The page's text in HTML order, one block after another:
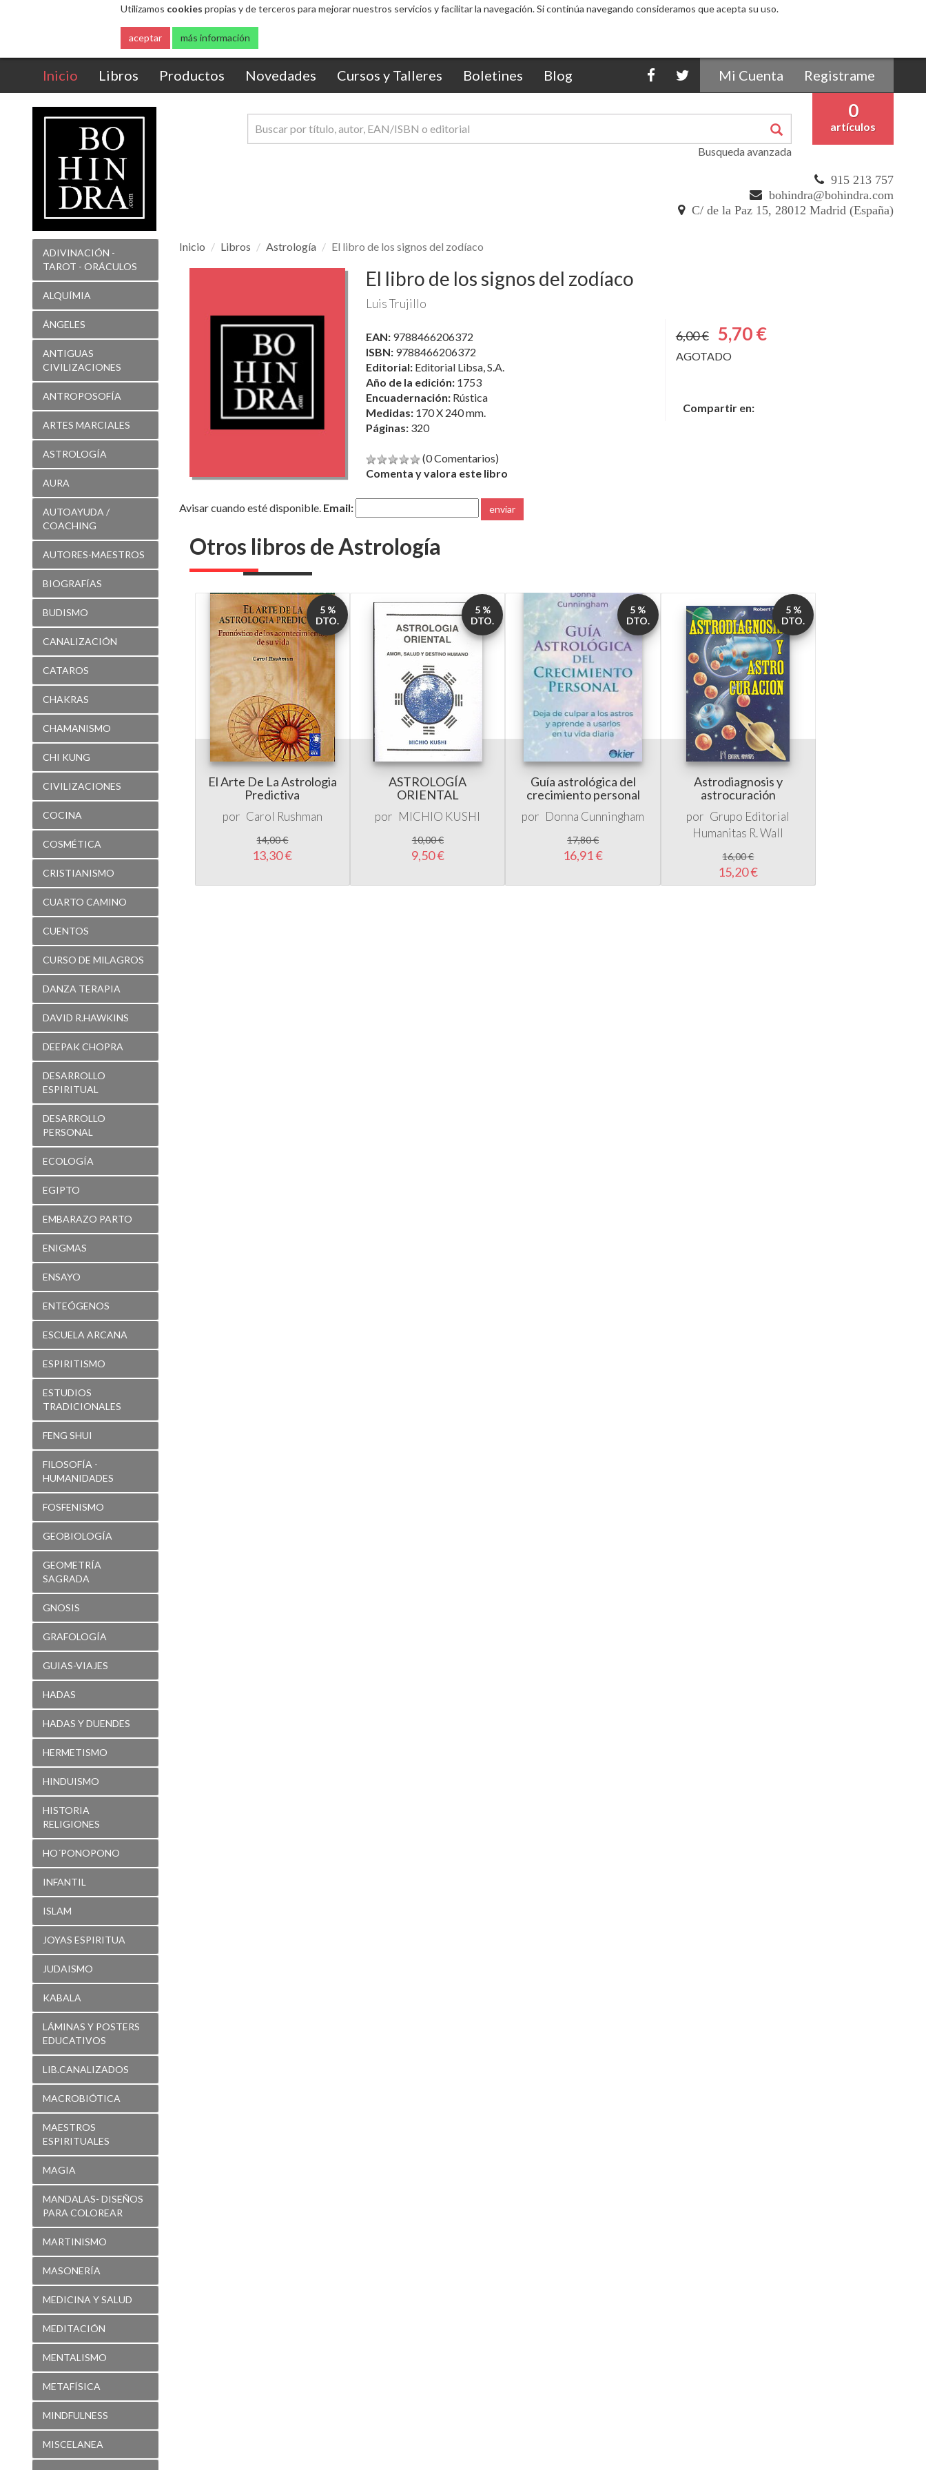
Utilizamos cookies propias y de terceros para mejorar nuestros servicios y facilitar la navegación. Si continúa navegando consideramos que acepta su uso.
aceptar más información
Inicio (current)
Libros Productos Novedades Cursos y Talleres Boletines Blog Mi Cuenta Registrame
0
artículos
Busqueda avanzada
915 213 757
bohindra@bohindra.com
C/ de la Paz 15, 28012 Madrid (España)
ADIVINACIÓN -
TAROT - ORÁCULOS
ALQUÍMIA
ÁNGELES
ANTIGUAS
CIVILIZACIONES
ANTROPOSOFÍA
ARTES MARCIALES
ASTROLOGÍA
AURA
AUTOAYUDA /
COACHING
AUTORES-MAESTROS
BIOGRAFÍAS
BUDISMO
CANALIZACIÓN
CATAROS
CHAKRAS
CHAMANISMO
CHI KUNG
CIVILIZACIONES
COCINA
COSMÉTICA
CRISTIANISMO
CUARTO CAMINO
CUENTOS
CURSO DE MILAGROS
DANZA TERAPIA
DAVID R.HAWKINS
DEEPAK CHOPRA
DESARROLLO
ESPIRITUAL
DESARROLLO
PERSONAL
ECOLOGÍA
EGIPTO
EMBARAZO PARTO
ENIGMAS
ENSAYO
ENTEÓGENOS
ESCUELA ARCANA
ESPIRITISMO
ESTUDIOS
TRADICIONALES
FENG SHUI
FILOSOFÍA -
HUMANIDADES
FOSFENISMO
GEOBIOLOGÍA
GEOMETRÍA
SAGRADA
GNOSIS
GRAFOLOGÍA
GUIAS-VIAJES
HADAS
HADAS Y DUENDES
HERMETISMO
HINDUISMO
HISTORIA
RELIGIONES
HO´PONOPONO
INFANTIL
ISLAM
JOYAS ESPIRITUA
JUDAISMO
KABALA
LÁMINAS Y POSTERS
EDUCATIVOS
LIB.CANALIZADOS
MACROBIÓTICA
MAESTROS
ESPIRITUALES
MAGIA
MANDALAS- DISEÑOS
PARA COLOREAR
MARTINISMO
MASONERÍA
MEDICINA Y SALUD
MEDITACIÓN
MENTALISMO
METAFÍSICA
MINDFULNESS
MISCELANEA
Inicio Libros Astrología El libro de los signos del zodíaco
zodíaco
El libro de los signos del zodíaco
Luis Trujillo
EAN: 9788466206372
ISBN: 9788466206372
Editorial: Editorial Libsa, S.A.
Año de la edición: 1753
Encuadernación: Rústica
Medidas: 170 X 240 mm.
Páginas: 320
(0 Comentarios)
Comenta y valora este libro
6,00 € 5,70 €
AGOTADO
Compartir en:
Avisar cuando esté disponible. Email: enviar
Otros libros de Astrología
El Arte De La Astrologia
Predictiva
por Carol Rushman
14,00 €
13,30 €
5 %
DTO.
ASTROLOGÍA
ORIENTAL
por MICHIO KUSHI
10,00 €
9,50 €
5 %
DTO.
Guía astrológica del
crecimiento personal
por Donna Cunningham
17,80 €
16,91 €
5 %
DTO.
Astrodiagnosis y
astrocuración
por Grupo Editorial
Humanitas R. Wall
16,00 €
15,20 €
5 %
DTO.